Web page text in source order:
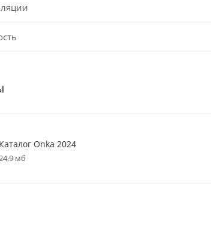
Каталог Onka 2024
мб